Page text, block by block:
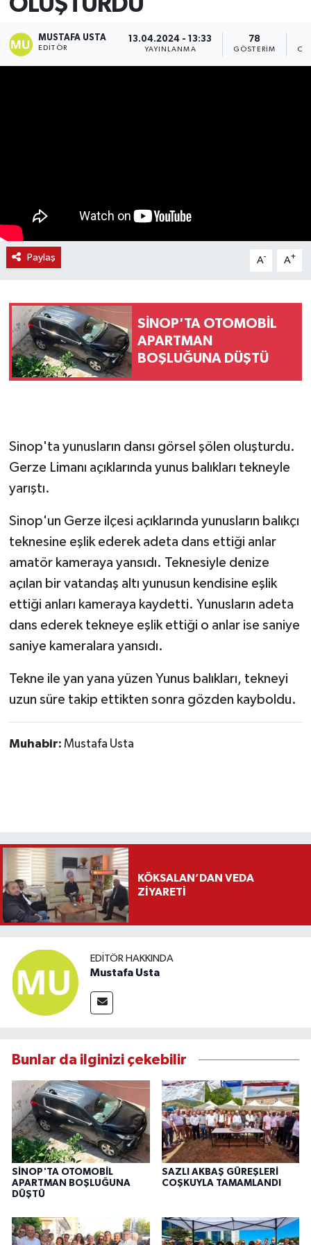
MUSTAFA USTA
EDITÖR
13.04.2024 - 13:33
YAYINLANMA
78
GÖSTERIM
Paylaş A- A+
SİNOP'TA OTOMOBİL
APARTMAN
BOŞLUĞUNA DÜŞTÜ
Sinop'ta yunusların dansı görsel şölen oluşturdu.
Gerze Limanı açıklarında yunus balıkları tekneyle
yarıştı.
Sinop'un Gerze ilçesi açıklarında yunusların balıkçı
teknesine eşlik ederek adeta dans ettiği anlar
amatör kameraya yansıdı. Teknesiyle denize
açılan bir vatandaş altı yunusun kendisine eşlik
ettiği anları kameraya kaydetti. Yunusların adeta
dans ederek tekneye eşlik ettiği o anlar ise saniye
saniye kameralara yansıdı.
Tekne ile yan yana yüzen Yunus balıkları, tekneyi
uzun süre takip ettikten sonra gözden kayboldu.
Muhabir: Mustafa Usta
KÖKSALAN’DAN VEDA
ZİYARETİ
EDITÖR HAKKINDA
Mustafa Usta
Bunlar da ilginizi çekebilir
SİNOP'TA OTOMOBİL
APARTMAN BOŞLUĞUNA
DÜŞTÜ
SAZLI AKBAŞ GÜREŞLERİ
COŞKUYLA TAMAMLANDI